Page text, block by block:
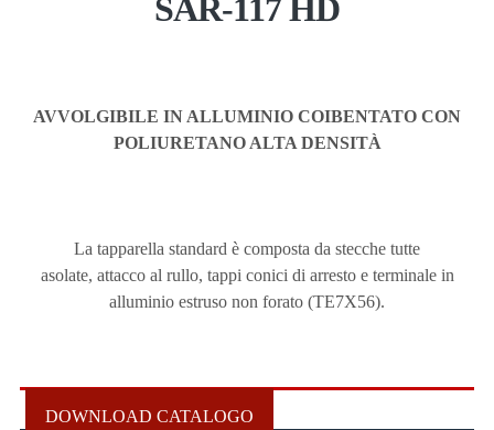
SAR-117 HD
AVVOLGIBILE IN ALLUMINIO COIBENTATO CON
POLIURETANO ALTA DENSITÀ
La tapparella standard è composta da stecche tutte
asolate, attacco al rullo, tappi conici di arresto e terminale in
alluminio estruso non forato (TE7X56).
DOWNLOAD CATALOGO